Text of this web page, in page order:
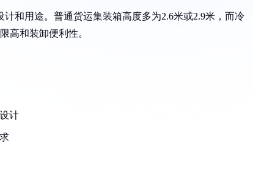
和用途。普通货运集装箱高度多为2.6米或2.9米，而冷
高和装卸便利性。
计